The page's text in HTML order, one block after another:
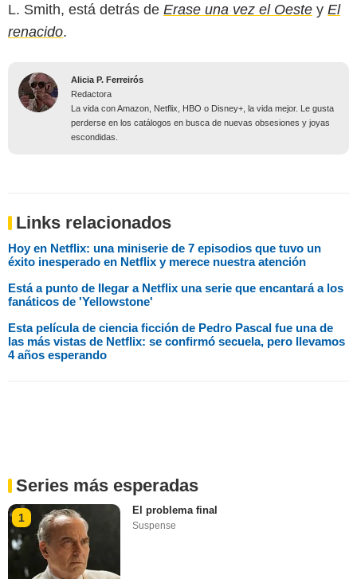
L. Smith, está detrás de Erase una vez el Oeste y El
renacido.
Alicia P. Ferreirós
Redactora
La vida con Amazon, Netflix, HBO o Disney+, la vida mejor. Le gusta
perderse en los catálogos en busca de nuevas obsesiones y joyas
escondidas.
Links relacionados
Hoy en Netflix: una miniserie de 7 episodios que tuvo un
éxito inesperado en Netflix y merece nuestra atención
Está a punto de llegar a Netflix una serie que encantará a los
fanáticos de 'Yellowstone'
Esta película de ciencia ficción de Pedro Pascal fue una de
las más vistas de Netflix: se confirmó secuela, pero llevamos
4 años esperando
Series más esperadas
1
El problema final
Suspense